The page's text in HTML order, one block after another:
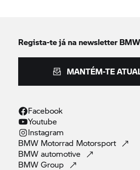
Regista-te já na newsletter
MANTÉM-TE
Facebook
Youtube
Instagram
BMW Motorrad Motorsport
BMWautomotive
BMWGroup